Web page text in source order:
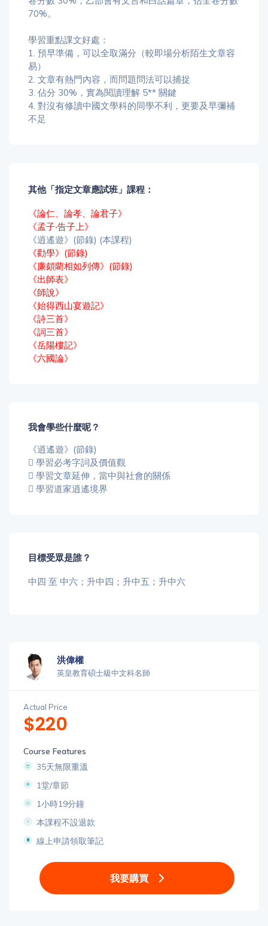
70%。
學習重點課文好處：
1. 預早準備，可以全取滿分（較即場分析陌生文章容
易）
2. 文章有熱門內容，而問題問法可以捕捉
3. 佔分 30%，實為閱讀理解 5** 關鍵
4. 對沒有修讀中國文學科的同學不利，更要及早彌補
不足
其他「指定文章應試班」課程：
《論仁、論孝、論君子》
《孟子‧告子上》
《逍遙遊》(節錄) (本課程)
《勸學》(節錄)
《廉頗藺相如列傳》(節錄)
《出師表》
《師說》
《始得西山宴遊記》
《詩三首》
《詞三首》
《岳陽樓記》
《六國論》
我會學些什麼呢？
《逍遙遊》(節錄)
學習必考字詞及價值觀
學習文章延伸，當中與社會的關係
學習道家逍遙境界
目標受眾是誰？
中四 至 中六；升中四；升中五；升中六
洪偉權
英皇教育碩士級中文科名師
Actual Price
$220
Course Features
35天無限重溫
1堂/章節
1小時19分鐘
本課程不設退款
線上申請領取筆記
我要購買